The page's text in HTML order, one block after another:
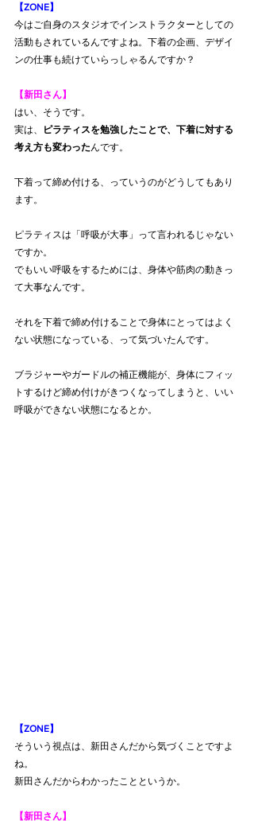
【ZONE】
今はご自身のスタジオでインストラクターとしての
活動もされているんですよね。下着の企画、デザイ
ンの仕事も続けていらっしゃるんですか？
【新田さん】
はい、そうです。
実は、
ピラティスを勉強したことで、下着に対する
考え方も変わったんです。
下着って締め付ける、っていうのがどうしてもあり
ます。
ピラティスは「呼吸が大事」って言われるじゃない
ですか。
でもいい呼吸をするためには、身体や筋肉の動きっ
て大事なんです。
それを下着で締め付けることで身体にとってはよく
ない状態になっている、って気づいたんです。
ブラジャーやガードルの補正機能が、身体にフィッ
トするけど締め付けがきつくなってしまうと、いい
呼吸ができない状態になるとか。
【ZONE】
そういう視点は、新田さんだから気づくことですよ
ね。
新田さんだからわかったことというか。
【新田さん】